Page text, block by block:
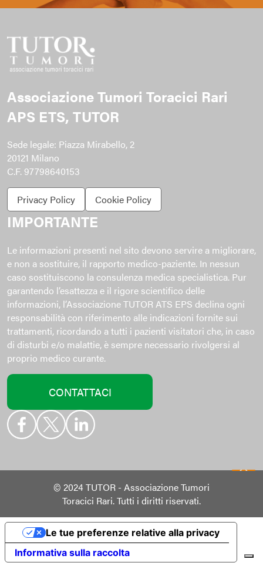
Associazione Tumori Toracici Rari
APS ETS, TUTOR
Sede legale: Piazza Mirabello, 2
20121 Milano
C.F. 97798640153
Privacy Policy Cookie Policy
IMPORTANTE
Le informazioni presenti nel sito devono servire a migliorare,
e non a sostituire, il rapporto medico-paziente. In nessun
caso sostituiscono la consulenza medica specialistica. Pur
garantendo l’esattezza e il rigore scientifico delle
informazioni, l’Associazione TUTOR ATS EPS declina ogni
responsabilità con riferimento alle indicazioni fornite sui
trattamenti, ricordando a tutti i pazienti visitatori che, in caso
di disturbi e/o malattie, è sempre necessario rivolgersi al
proprio medico curante.
CONTATTACI
© 2024 TUTOR - Associazione Tumori
Toracici Rari. Tutti i diritti riservati.
Informativa sulla raccolta
Le tue preferenze relative alla privacy